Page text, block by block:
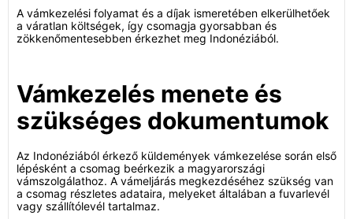
A vámkezelési folyamat és a díjak ismeretében elkerülhetőek
a váratlan költségek, így csomagja gyorsabban és
zökkenőmentesebben érkezhet meg Indonéziából.
Vámkezelés menete és
szükséges dokumentumok
Az Indonéziából érkező küldemények vámkezelése során első
lépésként a csomag beérkezik a magyarországi
vámszolgálathoz. A vámeljárás megkezdéséhez szükség van
a csomag részletes adataira, melyeket általában a fuvarlevél
vagy szállítólevél tartalmaz.